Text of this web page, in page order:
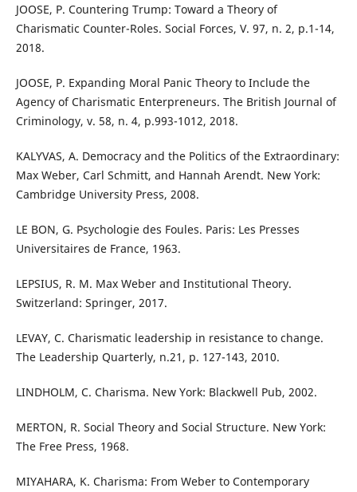
JOOSE, P. Countering Trump: Toward a Theory of
Charismatic Counter-Roles. Social Forces, V. 97, n. 2, p.1-14,
2018.
JOOSE, P. Expanding Moral Panic Theory to Include the
Agency of Charismatic Enterpreneurs. The British Journal of
Criminology, v. 58, n. 4, p.993-1012, 2018.
KALYVAS, A. Democracy and the Politics of the Extraordinary:
Max Weber, Carl Schmitt, and Hannah Arendt. New York:
Cambridge University Press, 2008.
LE BON, G. Psychologie des Foules. Paris: Les Presses
Universitaires de France, 1963.
LEPSIUS, R. M. Max Weber and Institutional Theory.
Switzerland: Springer, 2017.
LEVAY, C. Charismatic leadership in resistance to change.
The Leadership Quarterly, n.21, p. 127-143, 2010.
LINDHOLM, C. Charisma. New York: Blackwell Pub, 2002.
MERTON, R. Social Theory and Social Structure. New York:
The Free Press, 1968.
MIYAHARA, K. Charisma: From Weber to Contemporary